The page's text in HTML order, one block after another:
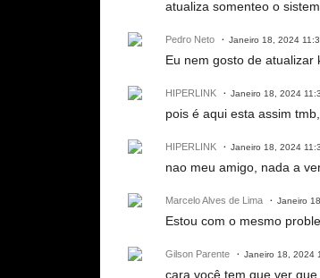
atualiza somenteo o
Pedro Neto Janeiro 18, 2024
Eu nem gosto de atualizar
HIPERLINK Janeiro 18, 2024
pois é aqui esta assim
HIPERLINK Janeiro 18, 2024
nao meu amigo, nada a
Marcelo Alves de Lima Janeiro
Estou com o mesmo
Gilson Parente Janeiro 18, 2024
cara você tem que ver